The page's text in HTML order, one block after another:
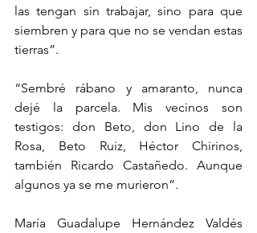
las tengan sin trabajar, sino para que
siembren y para que no se vendan estas
tierras”.
“Sembré rábano y amaranto, nunca
dejé la parcela. Mis vecinos son
testigos: don Beto, don Lino de la
Rosa, Beto Ruiz, Héctor Chirinos,
también Ricardo Castañedo. Aunque
algunos ya se me murieron”.
María Guadalupe Hernández Valdés